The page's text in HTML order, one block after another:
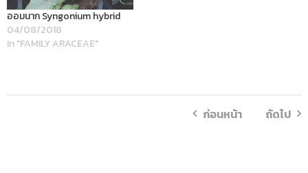
ออมนาก Syngonium hybrid
04/08/2018
In "FAMILY ARACEAE"
ก่อนหน้า ถัดไป